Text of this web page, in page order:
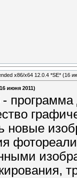
x86/x64 12.0.4 *SE* (16
июня 2011)
- программа
новые